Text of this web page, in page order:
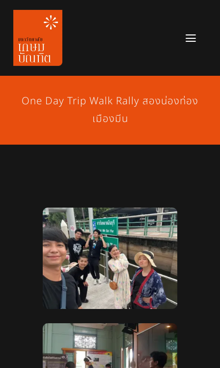
Skip
content
หลักสูตร
ข่าวสาร
เกี่ยวกับมหาวิทยาลัย
One Day Trip Walk Rally สองน่องท่อง
เมืองมีน